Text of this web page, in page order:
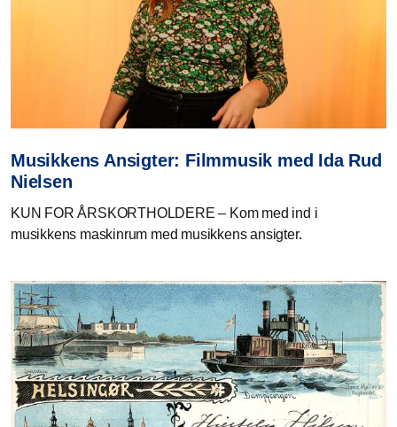
Musikkens Ansigter: Filmmusik med Ida Rud
Nielsen
KUN FOR ÅRSKORTHOLDERE – Kom med ind i
musikkens maskinrum med musikkens ansigter.